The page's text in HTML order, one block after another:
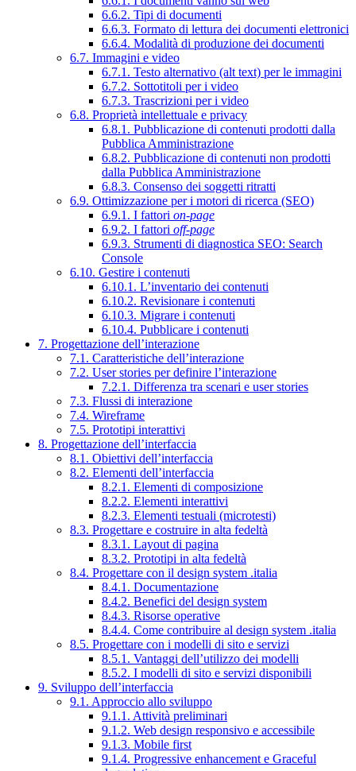
6.6.2. Tipi di documenti
6.6.3. Formato di lettura dei documenti elettronici
6.6.4. Modalità di produzione dei documenti
6.7. Immagini e video
6.7.1. Testo alternativo (alt text) per le immagini
6.7.2. Sottotitoli per i video
6.7.3. Trascrizioni per i video
6.8. Proprietà intellettuale e privacy
6.8.1. Pubblicazione di contenuti prodotti dalla
Pubblica Amministrazione
6.8.2. Pubblicazione di contenuti non prodotti
dalla Pubblica Amministrazione
6.8.3. Consenso dei soggetti ritratti
6.9. Ottimizzazione per i motori di ricerca (SEO)
6.9.1. I fattori on-page
6.9.2. I fattori off-page
6.9.3. Strumenti di diagnostica SEO: Search
Console
6.10. Gestire i contenuti
6.10.1. L’inventario dei contenuti
6.10.2. Revisionare i contenuti
6.10.3. Migrare i contenuti
6.10.4. Pubblicare i contenuti
7. Progettazione dell’interazione
7.1. Caratteristiche dell’interazione
7.2. User stories per definire l’interazione
7.2.1. Differenza tra scenari e user stories
7.3. Flussi di interazione
7.4. Wireframe
7.5. Prototipi interattivi
8. Progettazione dell’interfaccia
8.1. Obiettivi dell’interfaccia
8.2. Elementi dell’interfaccia
8.2.1. Elementi di composizione
8.2.2. Elementi interattivi
8.2.3. Elementi testuali (microtesti)
8.3. Progettare e costruire in alta fedeltà
8.3.1. Layout di pagina
8.3.2. Prototipi in alta fedeltà
8.4. Progettare con il design system .italia
8.4.1. Documentazione
8.4.2. Benefici del design system
8.4.3. Risorse operative
8.4.4. Come contribuire al design system .italia
8.5. Progettare con i modelli di sito e servizi
8.5.1. Vantaggi dell’utilizzo dei modelli
8.5.2. I modelli di sito e servizi disponibili
9. Sviluppo dell’interfaccia
9.1. Approccio allo sviluppo
9.1.1. Attività preliminari
9.1.2. Web design responsivo e accessibile
9.1.3. Mobile first
9.1.4. Progressive enhancement e Graceful